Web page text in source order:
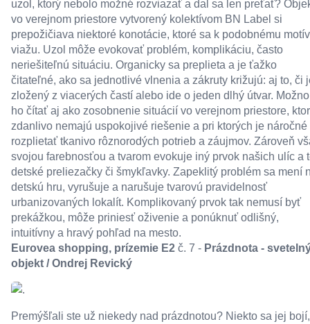
uzol, ktorý nebolo možné rozviazať a dal sa len preťať?
vo verejnom priestore vytvorený kolektívom BN Label si
prepožičiava niektoré konotácie, ktoré sa k podobnému
viažu. Uzol môže evokovať problém, komplikáciu, často
neriešiteľnú situáciu. Organicky sa preplieta a je ťažko
čitateľné, ako sa jednotlivé vlnenia a zákruty križujú: aj to, či
zložený z viacerých častí alebo ide o jeden dlhý útvar. Možno
ho čítať aj ako zosobnenie situácií vo verejnom priestore,
zdanlivo nemajú uspokojivé riešenie a pri ktorých je náročné
rozplietať tkanivo rôznorodých potrieb a záujmov. Zároveň
svojou farebnosťou a tvarom evokuje iný prvok našich ulíc a
detské preliezačky či šmykľavky. Zapeklitý problém sa mení
detskú hru, vyrušuje a narušuje tvarovú pravidelnosť
urbanizovaných lokalít. Komplikovaný prvok tak nemusí byť
prekážkou, môže priniesť oživenie a ponúknuť odlišný,
intuitívny a hravý pohľad na mesto.
Eurovea shopping, prízemie E2č. 7 - Prázdnota -
objekt / Ondrej Revický
Premýšľali ste už niekedy nad prázdnotou? Niekto sa jej